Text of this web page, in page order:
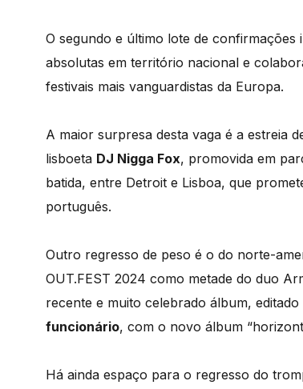
O segundo e último lote de confirmações
absolutas em território nacional e
festivais mais vanguardistas da Europa.
A maior surpresa desta vaga é a estreia
lisboeta DJ Nigga Fox, promovida em
batida, entre Detroit e Lisboa, que
português.
Outro regresso de peso é o do norte-
OUT.FEST 2024 como metade do duo
recente e muito celebrado álbum,
funcionário, com o novo álbum
Há ainda espaço para o regresso do